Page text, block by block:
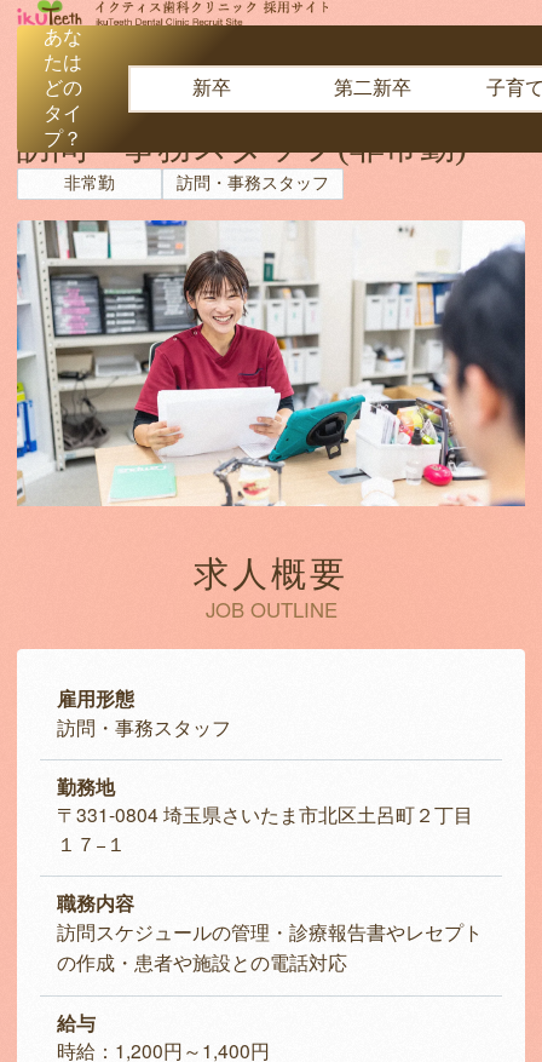
あな
たは
どの
タイ
プ？
新卒 第二新卒 子育
訪問・事務スタッフ(非常勤)
イクティス歯科クリニック
非常勤 訪問・事務スタッフ
求人概要
JOB OUTLINE
雇用形態
訪問・事務スタッフ
勤務地
〒331-0804 埼玉県さいたま市北区土呂町２丁目
１７−１
職務内容
訪問スケジュールの管理・診療報告書やレセプト
の作成・患者や施設との電話対応
給与
時給：1,200円～1,400円